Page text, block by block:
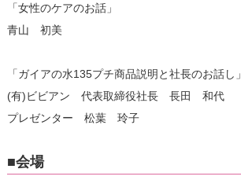
「女性のケアのお話」
青山 初美
「ガイアの水135プチ商品説明と社長のお話し」
(有)ビビアン 代表取締役社長 長田 和代
プレゼンター 松葉 玲子
■会場